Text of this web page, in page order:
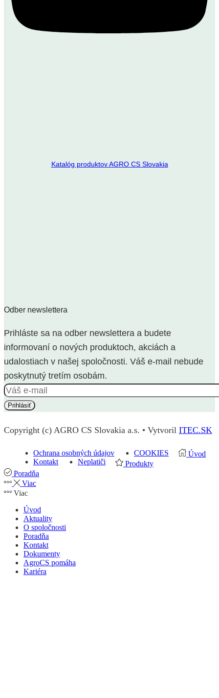
Katalóg produktov AGRO CS Slovakia
Odber newslettera
Prihláste sa na odber newslettera a budete
informovaní o nových produktoch, akciách a
udalostiach v našej spoločnosti. Váš e-mail nebude
poskytnutý tretím osobám.
Copyright (c) AGRO CS Slovakia a.s. • Vytvoril ITEC.SK
Ochrana osobných údajov
COOKIES
Kontakt
Neplatiči
Úvod
Produkty
Poradňa
Viac
Viac
Úvod
Aktuality
O spoločnosti
Poradňa
Kontakt
Dokumenty
AgroCS pomáha
Kariéra